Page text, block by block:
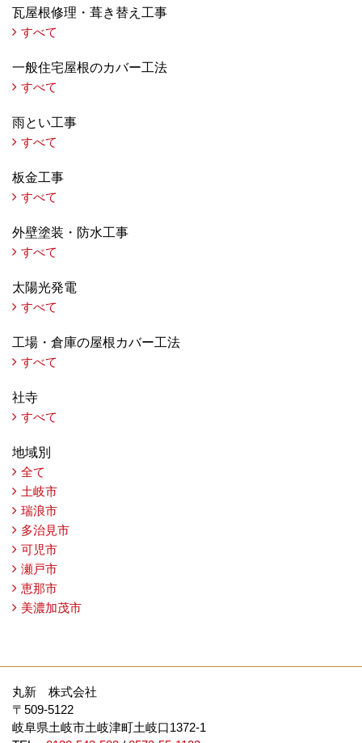
瓦屋根修理・葺き替え工事
すべて
一般住宅屋根のカバー工法
すべて
雨とい工事
すべて
板金工事
すべて
外壁塗装・防水工事
すべて
太陽光発電
すべて
工場・倉庫の屋根カバー工法
すべて
社寺
すべて
地域別
全て
土岐市
瑞浪市
多治見市
可児市
瀬戸市
恵那市
美濃加茂市
丸新 株式会社
〒509-5122
岐阜県土岐市土岐津町土岐口1372-1